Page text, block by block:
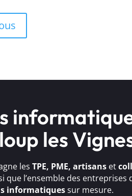
les
lesTPE, PME, artisans et
que l’ensemble des entreprises
informatiquessur mesure.